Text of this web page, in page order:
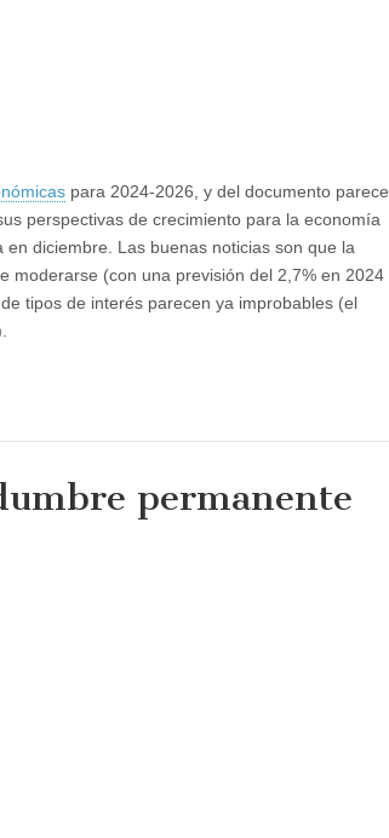
para 2024-2026, y del documento parece
perspectivas de crecimiento para la economía
diciembre. Las buenas noticias son que la
moderarse (con una previsión del 2,7% en 2024
tipos de interés parecen ya improbables (el
permanente